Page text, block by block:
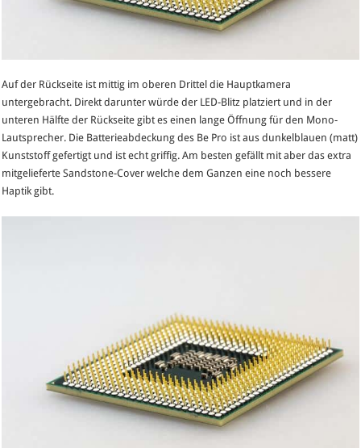
Auf der Rückseite ist mittig im oberen Drittel die Hauptkamera
untergebracht. Direkt darunter würde der LED-Blitz platziert und in der
unteren Hälfte der Rückseite gibt es einen lange Öffnung für den Mono-
Lautsprecher. Die Batterieabdeckung des Be Pro ist aus dunkelblauen (matt)
Kunststoff gefertigt und ist echt griffig. Am besten gefällt mit aber das extra
mitgelieferte Sandstone-Cover welche dem Ganzen eine noch bessere
Haptik gibt.